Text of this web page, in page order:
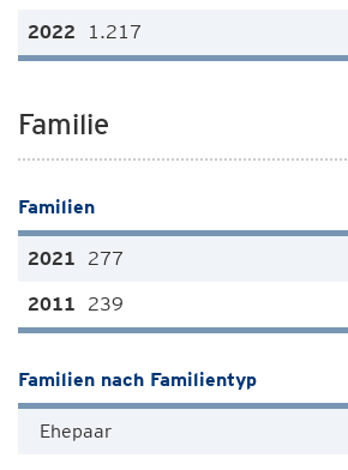
1.217
Familie
Familien
277
239
Familien nach Familientyp
Ehepaar